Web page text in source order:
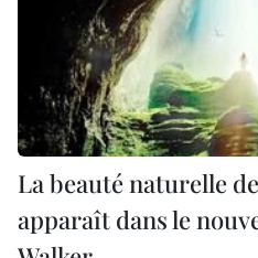
La beauté naturelle
apparaît dans le